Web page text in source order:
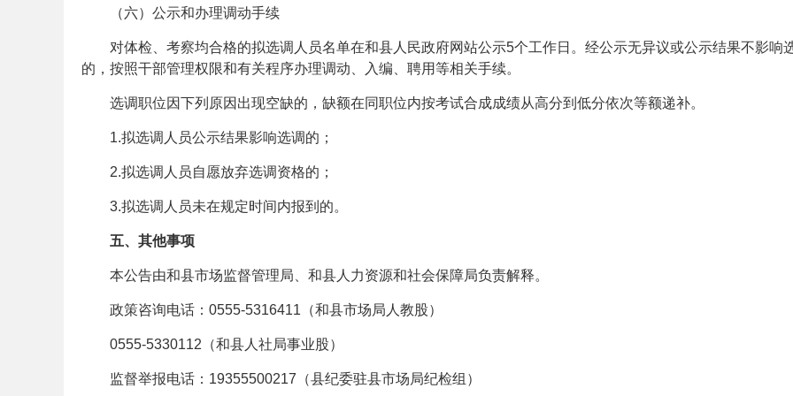
（六）公示和办理调动手续
对体检、考察均合格的拟选调人员名单在和县人民政府网站公示5个工作日。经公示无异议或公示结果不影响
的，按照干部管理权限和有关程序办理调动、入编、聘用等相关手续。
选调职位因下列原因出现空缺的，缺额在同职位内按考试合成成绩从高分到低分依次等额递补。
1.拟选调人员公示结果影响选调的；
2.拟选调人员自愿放弃选调资格的；
3.拟选调人员未在规定时间内报到的。
五、其他事项
本公告由和县市场监督管理局、和县人力资源和社会保障局负责解释。
政策咨询电话：0555-5316411（和县市场局人教股）
0555-5330112（和县人社局事业股）
监督举报电话：19355500217（县纪委驻县市场局纪检组）